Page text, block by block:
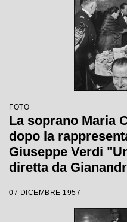
FOTO
La soprano Maria
dopo la
Giuseppe Verdi
diretta da
quale è stata
lirica 1957-1958
07 DICEMBRE 1957